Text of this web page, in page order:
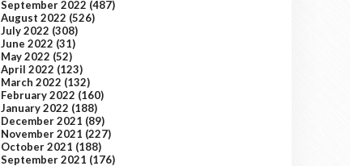
September 2022 (487)
August 2022 (526)
July 2022 (308)
June 2022 (31)
May 2022 (52)
April 2022 (123)
March 2022 (132)
February 2022 (160)
January 2022 (188)
December 2021 (89)
November 2021 (227)
October 2021 (188)
September 2021 (176)